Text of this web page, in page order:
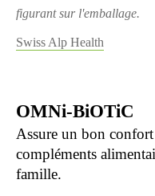
figurant sur l'emballage.
Swiss Alp Health
OMNi-BiOTiC
Assure un bon
compléments
famille.